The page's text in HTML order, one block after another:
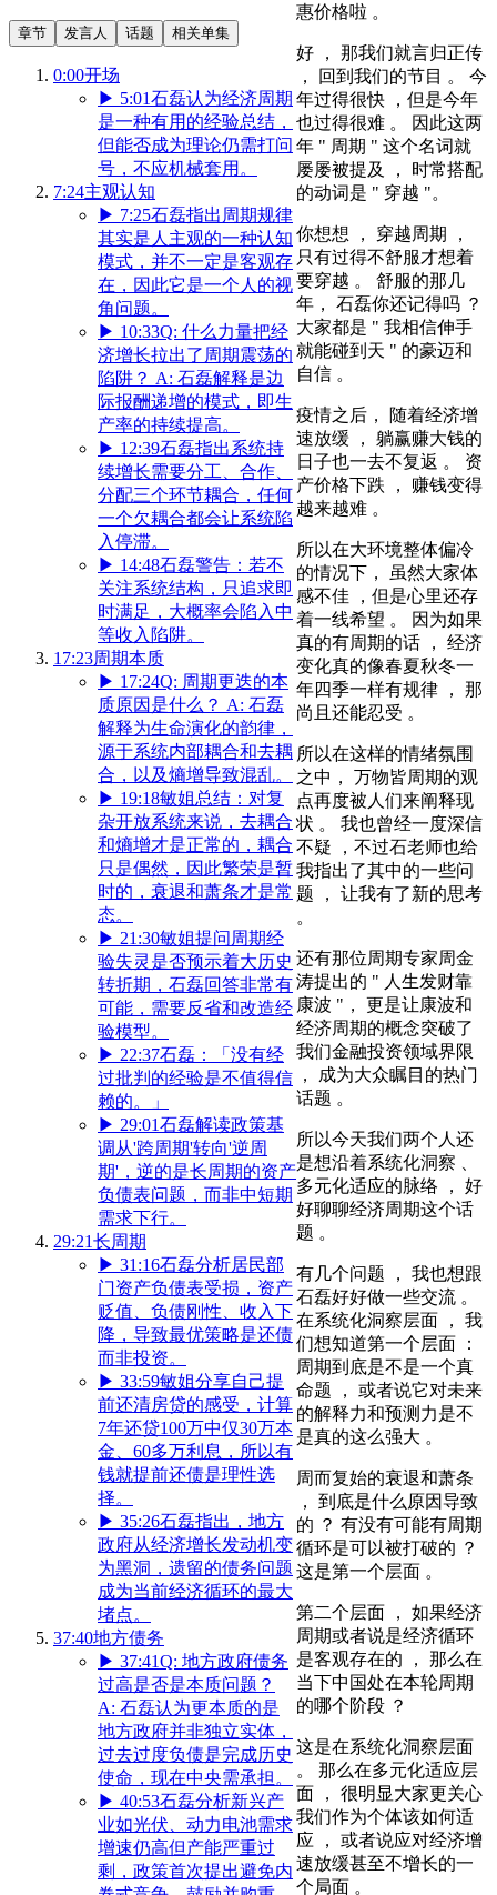
章节 发言人 话题 相关单集
0:00开场
▶ 5:01石磊认为经济周期
是一种有用的经验总结，
但能否成为理论仍需打问
号，不应机械套用。
7:24主观认知
▶ 7:25石磊指出周期规律
其实是人主观的一种认知
模式，并不一定是客观存
在，因此它是一个人的视
角问题。
▶ 10:33Q: 什么力量把经
济增长拉出了周期震荡的
陷阱？ A: 石磊解释是边
际报酬递增的模式，即生
产率的持续提高。
▶ 12:39石磊指出系统持
续增长需要分工、合作、
分配三个环节耦合，任何
一个欠耦合都会让系统陷
入停滞。
▶ 14:48石磊警告：若不
关注系统结构，只追求即
时满足，大概率会陷入中
等收入陷阱。
17:23周期本质
▶ 17:24Q: 周期更迭的本
质原因是什么？ A: 石磊
解释为生命演化的韵律，
源于系统内部耦合和去耦
合，以及熵增导致混乱。
▶ 19:18敏姐总结：对复
杂开放系统来说，去耦合
和熵增才是正常的，耦合
只是偶然，因此繁荣是暂
时的，衰退和萧条才是常
态。
▶ 21:30敏姐提问周期经
验失灵是否预示着大历史
转折期，石磊回答非常有
可能，需要反省和改造经
验模型。
▶ 22:37石磊：「没有经
过批判的经验是不值得信
赖的。」
▶ 29:01石磊解读政策基
调从'跨周期'转向'逆周
期'，逆的是长周期的资产
负债表问题，而非中短期
需求下行。
29:21长周期
▶ 31:16石磊分析居民部
门资产负债表受损，资产
贬值、负债刚性、收入下
降，导致最优策略是还债
而非投资。
▶ 33:59敏姐分享自己提
前还清房贷的感受，计算
7年还贷100万中仅30万本
金、60多万利息，所以有
钱就提前还债是理性选
择。
▶ 35:26石磊指出，地方
政府从经济增长发动机变
为黑洞，遗留的债务问题
成为当前经济循环的最大
堵点。
37:40地方债务
▶ 37:41Q: 地方政府债务
过高是否是本质问题？
A: 石磊认为更本质的是
地方政府并非独立实体，
过去过度负债是完成历史
使命，现在中央需承担。
▶ 40:53石磊分析新兴产
业如光伏、动力电池需求
增速仍高但产能严重过
剩，政策首次提出避免内
惠价格啦 。
好 ， 那我们就言归正传
， 回到我们的节目 。 今
年过得很快 ，但是今年
也过得很难 。 因此这两
年 " 周期 " 这个名词就
屡屡被提及 ， 时常搭配
的动词是 " 穿越 "。
你想想 ， 穿越周期 ，
只有过得不舒服才想着
要穿越 。 舒服的那几
年， 石磊你还记得吗 ？
大家都是 " 我相信伸手
就能碰到天 " 的豪迈和
自信 。
疫情之后， 随着经济增
速放缓 ， 躺赢赚大钱的
日子也一去不复返 。 资
产价格下跌 ， 赚钱变得
越来越难 。
所以在大环境整体偏冷
的情况下， 虽然大家体
感不佳 ，但是心里还存
着一线希望 。 因为如果
真的有周期的话 ， 经济
变化真的像春夏秋冬一
年四季一样有规律 ， 那
尚且还能忍受 。
所以在这样的情绪氛围
之中， 万物皆周期的观
点再度被人们来阐释现
状 。 我也曾经一度深信
不疑 ，不过石老师也给
我指出了其中的一些问
题 ， 让我有了新的思考
。
还有那位周期专家周金
涛提出的 " 人生发财靠
康波 "， 更是让康波和
经济周期的概念突破了
我们金融投资领域界限
， 成为大众瞩目的热门
话题 。
所以今天我们两个人还
是想沿着系统化洞察 、
多元化适应的脉络 ， 好
好聊聊经济周期这个话
题 。
有几个问题 ， 我也想跟
石磊好好做一些交流 。
在系统化洞察层面 ， 我
们想知道第一个层面 ：
周期到底是不是一个真
命题 ， 或者说它对未来
的解释力和预测力是不
是真的这么强大 。
周而复始的衰退和萧条
， 到底是什么原因导致
的 ？ 有没有可能有周期
循环是可以被打破的 ？
这是第一个层面 。
第二个层面 ， 如果经济
周期或者说是经济循环
是客观存在的 ， 那么在
当下中国处在本轮周期
的哪个阶段 ？
这是在系统化洞察层面
。 那么在多元化适应层
面 ， 很明显大家更关心
我们作为个体该如何适
应 ， 或者说应对经济增
速放缓甚至不增长的一
个局面 。